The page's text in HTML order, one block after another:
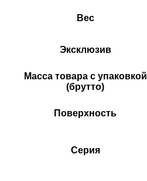
Вес
Эксклюзив
Масса товара с упаковкой
(брутто)
Поверхность
Серия